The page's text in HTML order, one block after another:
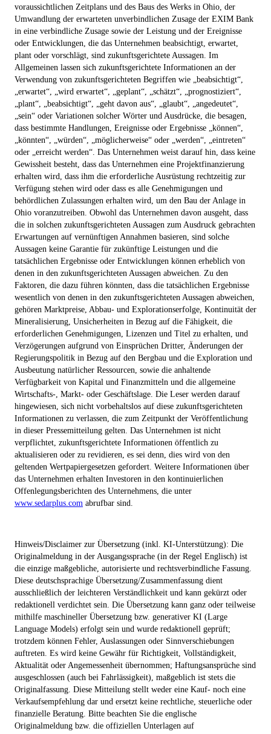
voraussichtlichen Zeitplans und des Baus des Werks in Ohio, der
Umwandlung der erwarteten unverbindlichen Zusage der EXIM Bank
in eine verbindliche Zusage sowie der Leistung und der Ereignisse
oder Entwicklungen, die das Unternehmen beabsichtigt, erwartet,
plant oder vorschlägt, sind zukunftsgerichtete Aussagen. Im
Allgemeinen lassen sich zukunftsgerichtete Informationen an der
Verwendung von zukunftsgerichteten Begriffen wie „beabsichtigt“,
„erwartet“, „wird erwartet“, „geplant“, „schätzt“, „prognostiziert“,
„plant“, „beabsichtigt“, „geht davon aus“, „glaubt“, „angedeutet“,
„sein“ oder Variationen solcher Wörter und Ausdrücke, die besagen,
dass bestimmte Handlungen, Ereignisse oder Ergebnisse „können“,
„könnten“, „würden“, „möglicherweise“ oder „werden“, „eintreten“
oder „erreicht werden“. Das Unternehmen weist darauf hin, dass keine
Gewissheit besteht, dass das Unternehmen eine Projektfinanzierung
erhalten wird, dass ihm die erforderliche Ausrüstung rechtzeitig zur
Verfügung stehen wird oder dass es alle Genehmigungen und
behördlichen Zulassungen erhalten wird, um den Bau der Anlage in
Ohio voranzutreiben. Obwohl das Unternehmen davon ausgeht, dass
die in solchen zukunftsgerichteten Aussagen zum Ausdruck gebrachten
Erwartungen auf vernünftigen Annahmen basieren, sind solche
Aussagen keine Garantie für zukünftige Leistungen und die
tatsächlichen Ergebnisse oder Entwicklungen können erheblich von
denen in den zukunftsgerichteten Aussagen abweichen. Zu den
Faktoren, die dazu führen könnten, dass die tatsächlichen Ergebnisse
wesentlich von denen in den zukunftsgerichteten Aussagen abweichen,
gehören Marktpreise, Abbau- und Explorationserfolge, Kontinuität der
Mineralisierung, Unsicherheiten in Bezug auf die Fähigkeit, die
erforderlichen Genehmigungen, Lizenzen und Titel zu erhalten, und
Verzögerungen aufgrund von Einsprüchen Dritter, Änderungen der
Regierungspolitik in Bezug auf den Bergbau und die Exploration und
Ausbeutung natürlicher Ressourcen, sowie die anhaltende
Verfügbarkeit von Kapital und Finanzmitteln und die allgemeine
Wirtschafts-, Markt- oder Geschäftslage. Die Leser werden darauf
hingewiesen, sich nicht vorbehaltslos auf diese zukunftsgerichteten
Informationen zu verlassen, die zum Zeitpunkt der Veröffentlichung
in dieser Pressemitteilung gelten. Das Unternehmen ist nicht
verpflichtet, zukunftsgerichtete Informationen öffentlich zu
aktualisieren oder zu revidieren, es sei denn, dies wird von den
geltenden Wertpapiergesetzen gefordert. Weitere Informationen über
das Unternehmen erhalten Investoren in den kontinuierlichen
Offenlegungsberichten des Unternehmens, die unter
www.sedarplus.com abrufbar sind.
Hinweis/Disclaimer zur Übersetzung (inkl. KI-Unterstützung): Die
Originalmeldung in der Ausgangssprache (in der Regel Englisch) ist
die einzige maßgebliche, autorisierte und rechtsverbindliche Fassung.
Diese deutschsprachige Übersetzung/Zusammenfassung dient
ausschließlich der leichteren Verständlichkeit und kann gekürzt oder
redaktionell verdichtet sein. Die Übersetzung kann ganz oder teilweise
mithilfe maschineller Übersetzung bzw. generativer KI (Large
Language Models) erfolgt sein und wurde redaktionell geprüft;
trotzdem können Fehler, Auslassungen oder Sinnverschiebungen
auftreten. Es wird keine Gewähr für Richtigkeit, Vollständigkeit,
Aktualität oder Angemessenheit übernommen; Haftungsansprüche sind
ausgeschlossen (auch bei Fahrlässigkeit), maßgeblich ist stets die
Originalfassung. Diese Mitteilung stellt weder eine Kauf- noch eine
Verkaufsempfehlung dar und ersetzt keine rechtliche, steuerliche oder
finanzielle Beratung. Bitte beachten Sie die englische
Originalmeldung bzw. die offiziellen Unterlagen auf